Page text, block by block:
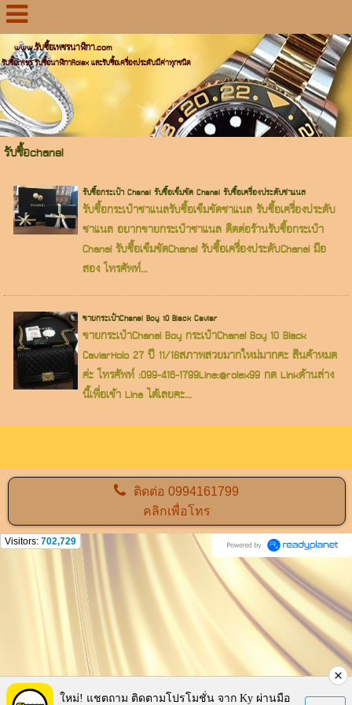
www.รับซื้อเพชรนาฬิกา.com
รับซื้อเพชร รับซื้อนาฬิกาRolex และรับซื้อเครื่องประดับมีค่าทุกชนิด
รับซื้อchanel
รับซื้อกระเป๋า Chanel รับซื้อเข็มขัด Chanel รับซื้อเครื่องประดับชาแนล
รับซื้อกระเป๋าชาแนลรับซื้อเข็มขัดชาแนล รับซื้อเครื่องประดับ
ชาแนล อยากขายกระเป๋าชาแนล ติดต่อร้านรับซื้อกระเป๋า
Chanel รับซื้อเข็มขัดChanel รับซื้อเครื่องประดับChanel มือ
สอง โทรศัพท์...
ขายกระเป๋าChanel Boy 10 Black Caviar
ขายกระเป๋าChanel Boy กระเป๋าChanel Boy 10 Black
CaviarHolo 27 ปี 11/18สภาพสวยมากใหม่มากคะ สินค้าหมด
ค่ะ โทรศัพท์ :099-416-1799Line:@rolex99 กด Linkด้านล่าง
นี้เพื่อเข้า Line ได้เลยคะ...
ติดต่อ0994161799
คลิกเพื่อโทร
Visitors: 702,729
ใหม่! แชตถาม ติดตามโปรโมชั่น จาก Ky ผ่านมือ